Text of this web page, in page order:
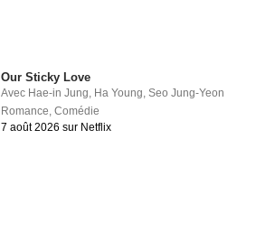
Our Sticky Love
Avec Hae-in Jung Ha Young ,Seo Jung-Yeon
Romance ,Comédie
7 août 2026 sur Netflix